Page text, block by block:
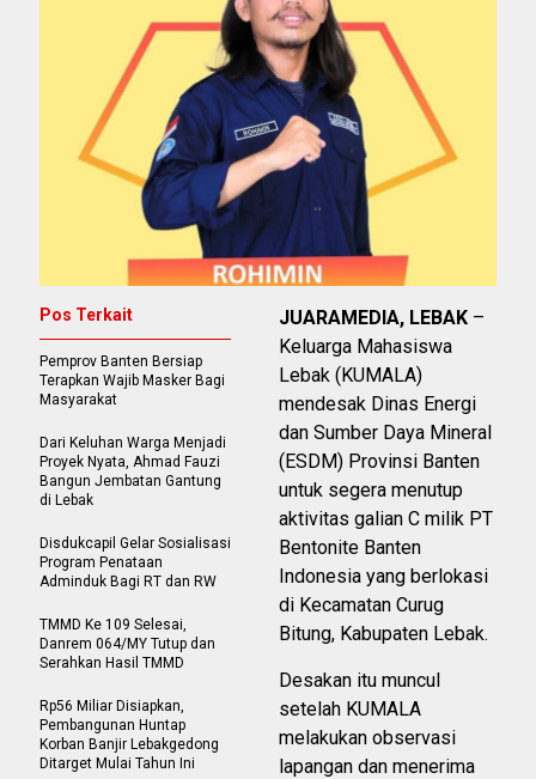
JUARAMEDIA, LEBAK –
Keluarga Mahasiswa
Lebak (KUMALA)
mendesak Dinas Energi
dan Sumber Daya Mineral
(ESDM) Provinsi Banten
untuk segera menutup
aktivitas galian C milik PT
Bentonite Banten
Indonesia yang berlokasi
di Kecamatan Curug
Bitung, Kabupaten Lebak.
Desakan itu muncul
setelah KUMALA
melakukan observasi
lapangan dan menerima
Pos Terkait
Pemprov Banten Bersiap
Terapkan Wajib Masker Bagi
Masyarakat
Dari Keluhan Warga Menjadi
Proyek Nyata, Ahmad Fauzi
Bangun Jembatan Gantung
di Lebak
Disdukcapil Gelar Sosialisasi
Program Penataan
Adminduk Bagi RT dan RW
TMMD Ke 109 Selesai,
Danrem 064/MY Tutup dan
Serahkan Hasil TMMD
Rp56 Miliar Disiapkan,
Pembangunan Huntap
Korban Banjir Lebakgedong
Ditarget Mulai Tahun Ini